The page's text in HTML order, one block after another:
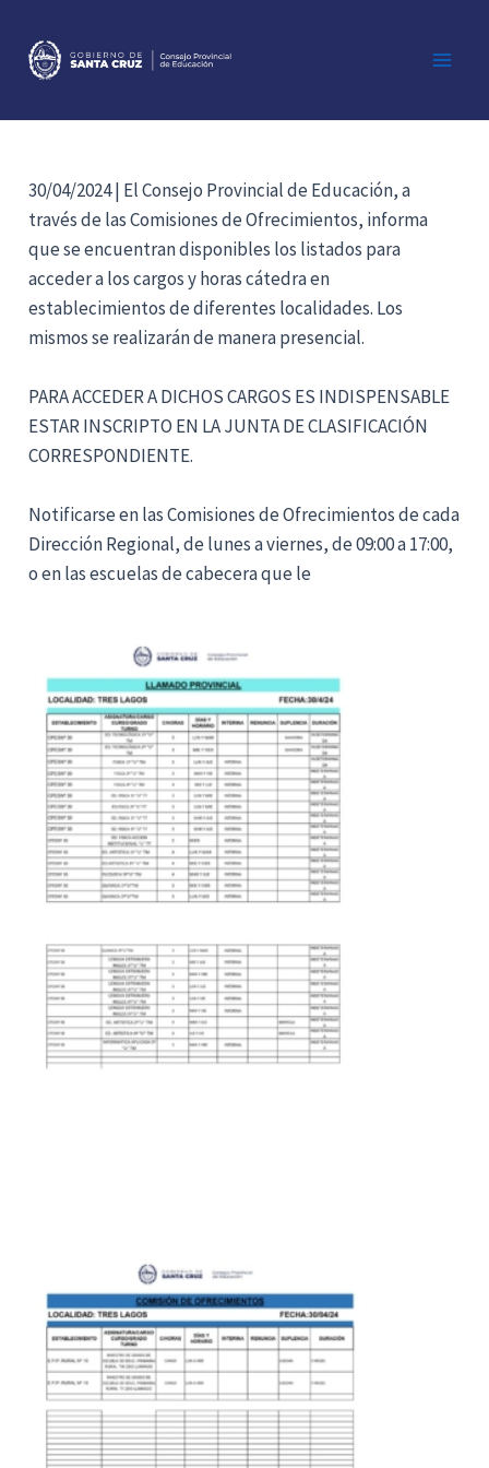
contenido
30/04/2024 | El Consejo Provincial de Educación, a
través de las Comisiones de Ofrecimientos, informa
que se encuentran disponibles los listados para
acceder a los cargos y horas cátedra en
establecimientos de diferentes localidades. Los
mismos se realizarán de manera presencial.
PARA ACCEDER A DICHOS CARGOS ES INDISPENSABLE
ESTAR INSCRIPTO EN LA JUNTA DE CLASIFICACIÓN
CORRESPONDIENTE.
Notificarse en las Comisiones de Ofrecimientos de cada
Dirección Regional, de lunes a viernes, de 09:00 a 17:00,
o en las escuelas de cabecera que le